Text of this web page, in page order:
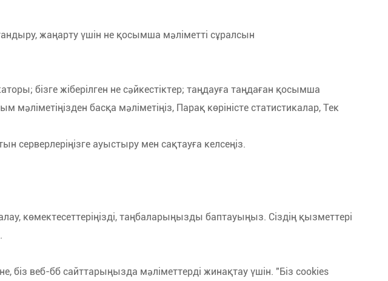
жаңарту үшін не қосымша мәліметті сұралсын
бізге жіберілген не сәйкестіктер; таңдауға таңдаған қосымша
басқа мәліметіңіз, Парақ көріністе статистикалар, Тек
серверлеріңізге ауыстыру мен сақтауға келсеңіз.
көмектесеттеріңізді, таңбаларыңызды баптауыңыз. Сіздің қызметтері
біз веб-бб сайттарыңызда мәліметтерді жинақтау үшін. "Біз cookies